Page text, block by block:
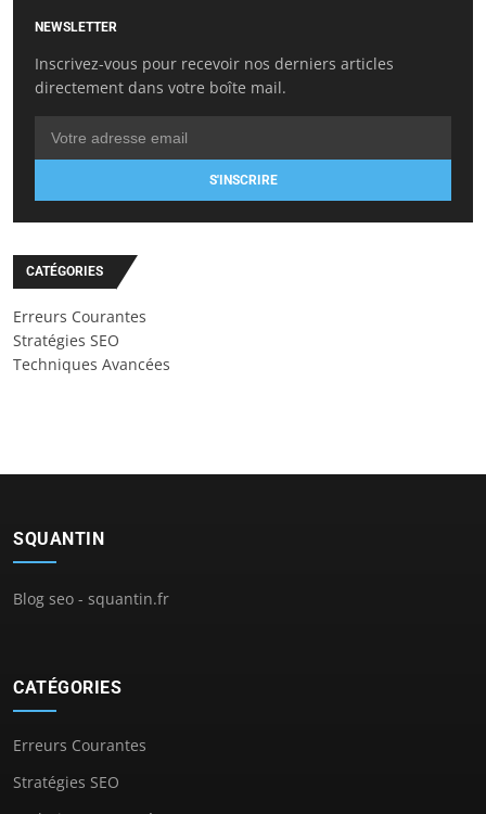
NEWSLETTER
Inscrivez-vous pour recevoir nos derniers articles
directement dans votre boîte mail.
S'INSCRIRE
CATÉGORIES
Erreurs Courantes
Stratégies SEO
Techniques Avancées
SQUANTIN
Blog seo - squantin.fr
CATÉGORIES
Erreurs Courantes
Stratégies SEO